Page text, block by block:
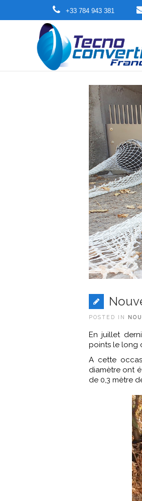
+33 784 943 381
POSTED IN
En juillet
points le long
A cette
diamètre ont
de 0,3 mètre